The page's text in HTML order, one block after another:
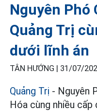
Nguyên Phó
Quảng Trị
dưới lĩnh án
TÂN HƯỚNG | 31/07/
Quảng Trị - Nguyên
Hóa cùng nhiều